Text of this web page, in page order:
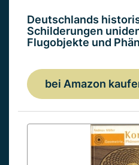
Deutschlands
Schilderungen
Flugobjekte und
bei Amazon